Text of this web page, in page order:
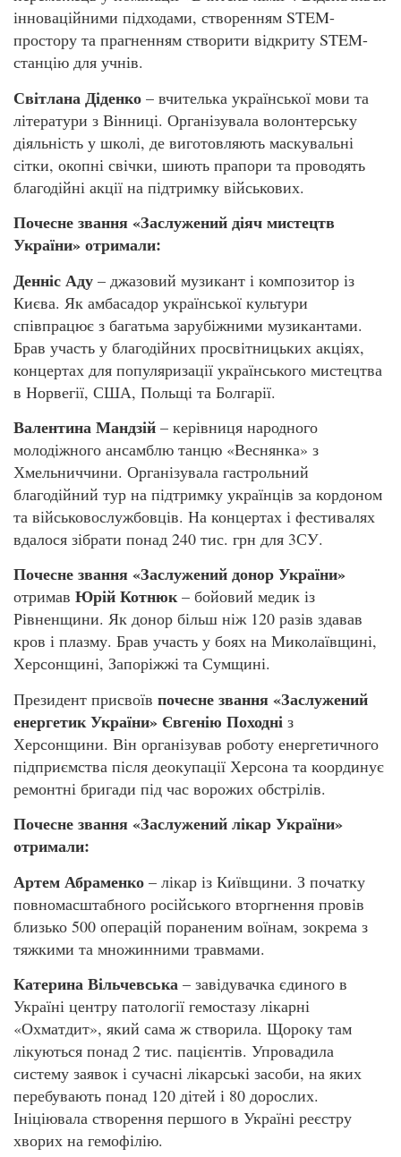
інноваційними підходами, створенням STEM-
простору та прагненням створити відкриту STEM-
станцію для учнів.
Світлана Діденко – вчителька української мови та
літератури з Вінниці. Організувала волонтерську
діяльність у школі, де виготовляють маскувальні
сітки, окопні свічки, шиють прапори та проводять
благодійні акції на підтримку військових.
Почесне звання «Заслужений діяч мистецтв
України» отримали:
Денніс Аду – джазовий музикант і композитор із
Києва. Як амбасадор української культури
співпрацює з багатьма зарубіжними музикантами.
Брав участь у благодійних просвітницьких акціях,
концертах для популяризації українського мистецтва
в Норвегії, США, Польщі та Болгарії.
Валентина Мандзій – керівниця народного
молодіжного ансамблю танцю «Веснянка» з
Хмельниччини. Організувала гастрольний
благодійний тур на підтримку українців за кордоном
та військовослужбовців. На концертах і фестивалях
вдалося зібрати понад 240 тис. грн для 3СУ.
Почесне звання «Заслужений донор України»
отримав Юрій Котнюк– бойовий медик із
Рівненщини. Як донор більш ніж 120 разів здавав
кров і плазму. Брав участь у боях на Миколаївщині,
Херсонщині, Запоріжжі та Сумщині.
Президент присвоїв почесне звання «Заслужений
енергетик України» Євгенію Походні з
Херсонщини. Він організував роботу енергетичного
підприємства після деокупації Херсона та координує
ремонтні бригади під час ворожих обстрілів.
Почесне звання «Заслужений лікар України»
отримали:
Артем Абраменко – лікар із Київщини. З початку
повномасштабного російського вторгнення провів
близько 500 операцій пораненим воїнам, зокрема з
тяжкими та множинними травмами.
Катерина Вільчевська – завідувачка єдиного в
Україні центру патології гемостазу лікарні
«Охматдит», який сама ж створила. Щороку там
лікуються понад 2 тис. пацієнтів. Упровадила
систему заявок і сучасні лікарські засоби, на яких
перебувають понад 120 дітей і 80 дорослих.
Ініціювала створення першого в Україні реєстру
хворих на гемофілію.